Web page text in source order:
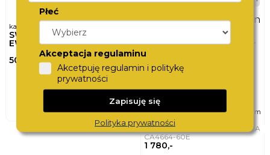
karta podarunkowa
SWISS
EWATCHCARD
500,-
DO KOSZYKA
zegarek męski 40mm
CITIZEN
PROMASTER SKY
CA4664-60E
1 780,-
Płeć
Akceptacja regulaminu
Akcetpuję regulamin i politykę
prywatności
Zapisuję się
Polityka prywatności